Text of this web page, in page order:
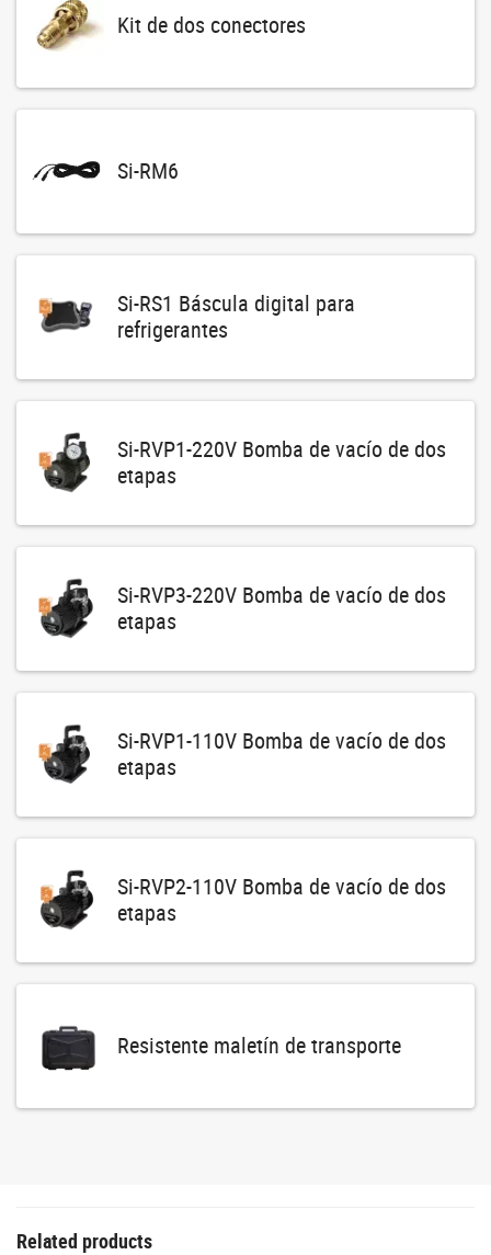
Kit de dos conectores
Si-RM6
Si-RS1 Báscula digital para
refrigerantes
Si-RVP1-220V Bomba de vacío de dos
etapas
Si-RVP3-220V Bomba de vacío de dos
etapas
Si-RVP1-110V Bomba de vacío de dos
etapas
Si-RVP2-110V Bomba de vacío de dos
etapas
Resistente maletín de transporte
Related products